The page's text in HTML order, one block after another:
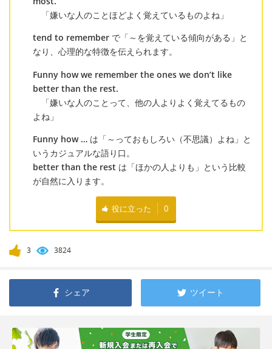
「嫌いな人のことほどよく覚えているものよね」
tend to rememberで「～を覚えている傾向がある」と
なり、心理的な特徴を伝えられます。
Funny how we remember the ones we don’t like
better than the rest.
「嫌いな人のことって、他の人よりよく覚えてるもの
よね」
Funny how …は「～っておもしろい（不思議）よね」と
いうカジュアルな語り口。
better than the rest は「ほかの人よりも」という比較
が自然に入ります。
役に立った 0
3 3824
シェア ツイート